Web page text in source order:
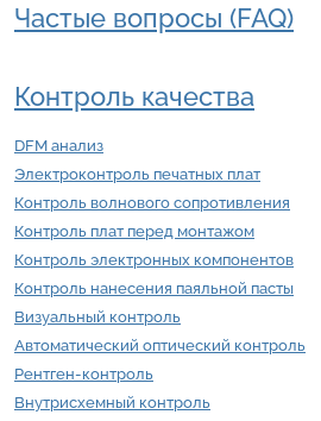
Частые вопросы (FAQ)
Контроль качества
DFM анализ
Электроконтроль печатных плат
Контроль волнового сопротивления
Контроль плат перед монтажом
Контроль электронных компонентов
Контроль нанесения паяльной пасты
Визуальный контроль
Автоматический оптический контроль
Рентген-контроль
Внутрисхемный контроль